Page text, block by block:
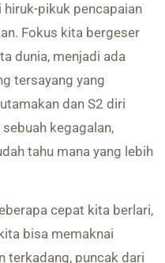
hiruk-pikuk pencapaian
Fokus kita bergeser
dunia, menjadi ada
tersayang yang
dan S2 diri
kegagalan,
tahu mana yang lebih
cepat kita berlari,
bisa memaknai
terkadang, puncak dari